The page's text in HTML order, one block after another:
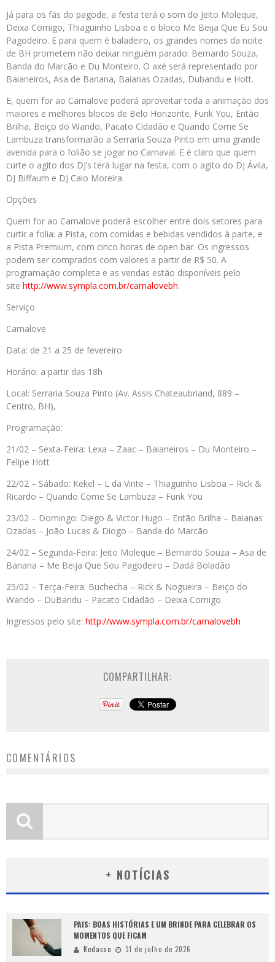
Já para os fãs do pagode, a festa terá o som do Jeito Moleque,
Deixa Comigo, Thiaguinho Lisboa e o bloco Me Beija Que Eu Sou
Pagodeiro. E para quem é baladeiro, os grandes nomes da noite
de BH prometem não deixar ninguém parado: Bernardo Souza,
Banda do Marcão e Du Monteiro. O axé será representado por
Baianeiros, Asa de Banana, Baianas Ozadas, Dubandu e Hott.
E, quem for ao Carnalove poderá aproveitar toda a animação dos
maiores e melhores blocos de Belo Horizonte. Funk You, Então
Brilha, Beiço do Wando, Pacato Cidadão e Quando Come Se
Lambuza transformarão a Serraria Souza Pinto em uma grande
avenida para o folião se jogar no Carnaval. E é claro que quem
curte o agito dos DJ’s terá lugar na festa, com o agito do DJ Ávila,
DJ Biffaum e DJ Caio Moreira.
Opções
Quem for ao Carnalove poderá escolher entre dois setores para
curtir a folia: a Pista, com comidas e bebidas vendidos à parte, e
a Pista Premium, com cinco horas de open bar. Os ingressos
podem ser comprados com valores a partir de R$ 50. A
programação completa e as vendas estão disponíveis pelo
site http://www.sympla.com.br/carnalovebh.
Serviço
Carnalove
Data: de 21 a 25 de fevereiro
Horário: a partir das 18h
Local: Serraria Souza Pinto (Av. Assis Chateaubriand, 889 –
Centro, BH),
Programação:
21/02 – Sexta-Feira: Lexa – Zaac – Baianeiros – Du Monteiro –
Felipe Hott
22/02 – Sábado: Kekel – L da Vinte – Thiaguinho Lisboa – Rick &
Ricardo – Quando Come Se Lambuza – Funk You
23/02 – Domingo: Diego & Victor Hugo – Então Brilha – Baianas
Ozadas – João Lucas & Diogo – Banda do Marcão
24/02 – Segunda-Feira: Jeito Moleque – Bernardo Souza – Asa de
Banana – Me Beija Que Sou Pagodeiro – Dadá Boladão
25/02 – Terça-Feira: Buchecha – Rick & Nogueira – Beiço do
Wando – DuBandu – Pacato Cidadão – Deixa Comigo
Ingressos pelo site: http://www.sympla.com.br/carnalovebh
COMPARTILHAR:
COMENTÁRIOS
+ NOTÍCIAS
PAIS: BOAS HISTÓRIAS E UM BRINDE PARA CELEBRAR OS
MOMENTOS QUE FICAM
Redacao 31 de julho de 2026